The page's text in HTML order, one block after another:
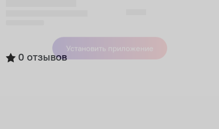
0 отзывовУстановить приложение